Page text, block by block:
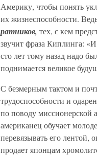
Америку, чтобы понять
их жизнеспособности.
ратников, тех, с кем
звучит фраза Киплинга:
сто лет тому назад надо
поднимается великое
С безмерным тактом и
трудоспособности и
по поводу миссионерской
американец обучает
перевязывать его
продает японцам